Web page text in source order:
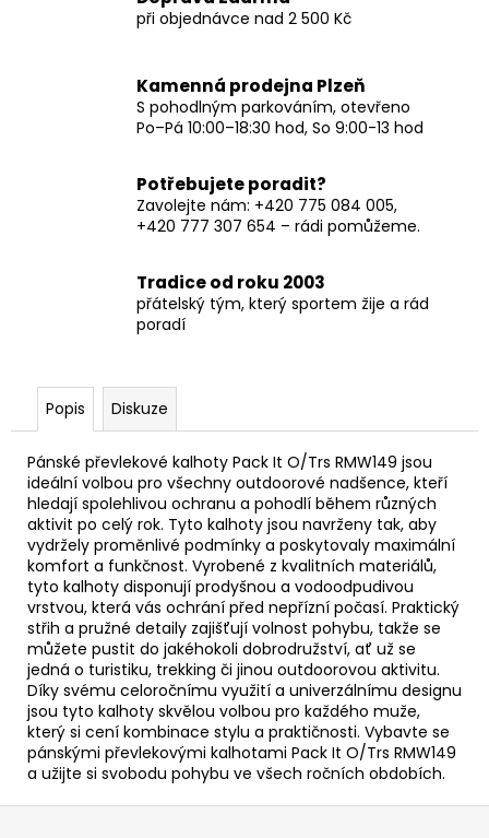
při objednávce nad 2 500 Kč
Kamenná prodejna Plzeň
S pohodlným parkováním, otevřeno
Po–Pá 10:00–18:30 hod, So 9:00-13 hod
Potřebujete poradit?
Zavolejte nám: +420 775 084 005,
+420 777 307 654 – rádi pomůžeme.
Tradice od roku 2003
přátelský tým, který sportem žije a rád
poradí
Popis Diskuze
Pánské převlekové kalhoty Pack It O/Trs RMW149 jsou
ideální volbou pro všechny outdoorové nadšence, kteří
hledají spolehlivou ochranu a pohodlí během různých
aktivit po celý rok. Tyto kalhoty jsou navrženy tak, aby
vydržely proměnlivé podmínky a poskytovaly maximální
komfort a funkčnost. Vyrobené z kvalitních materiálů,
tyto kalhoty disponují prodyšnou a vodoodpudivou
vrstvou, která vás ochrání před nepřízní počasí. Praktický
střih a pružné detaily zajišťují volnost pohybu, takže se
můžete pustit do jakéhokoli dobrodružství, ať už se
jedná o turistiku, trekking či jinou outdoorovou aktivitu.
Díky svému celoročnímu využití a univerzálnímu designu
jsou tyto kalhoty skvělou volbou pro každého muže,
který si cení kombinace stylu a praktičnosti. Vybavte se
pánskými převlekovými kalhotami Pack It O/Trs RMW149
a užijte si svobodu pohybu ve všech ročních obdobích.
Z